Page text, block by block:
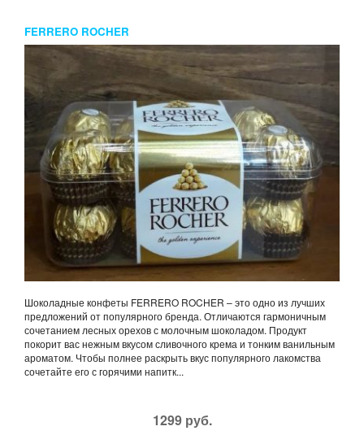
FERRERO ROCHER
Шоколадные конфеты FERRERO ROCHER – это одно из лучших
предложений от популярного бренда. Отличаются гармоничным
сочетанием лесных орехов с молочным шоколадом. Продукт
покорит вас нежным вкусом сливочного крема и тонким ванильным
ароматом. Чтобы полнее раскрыть вкус популярного лакомства
сочетайте его с горячими напитк...
1299 руб.